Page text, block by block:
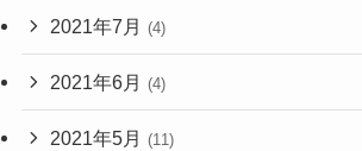
2021年7月 (4)
2021年6月 (4)
2021年5月 (11)